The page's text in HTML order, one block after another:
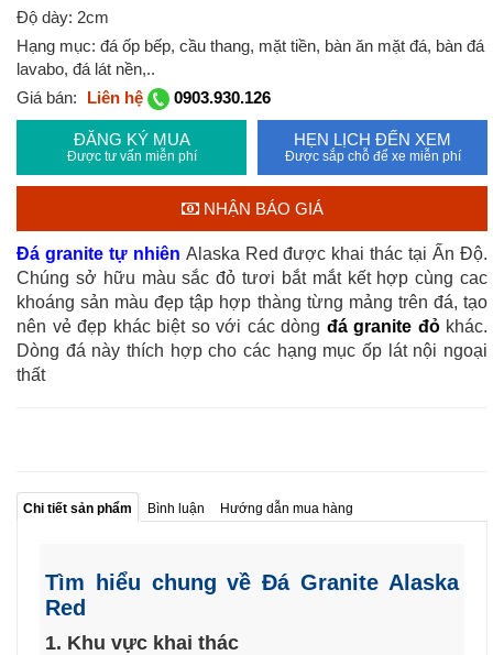
Độ dày: 2cm
Hạng mục: đá ốp bếp, cầu thang, mặt tiền, bàn ăn mặt đá, bàn đá
lavabo, đá lát nền,..
Giá bán:
Liên hệ 0903.930.126
ĐĂNG KÝ MUA
Được tư vấn miễn phí
HẸN LỊCH ĐẾN XEM
Được sắp chỗ để xe miễn phí
NHẬN BÁO GIÁ
Đá granite tự nhiên Alaska Red được khai thác tại Ấn Độ.
Chúng sở hữu màu sắc đỏ tươi bắt mắt kết hợp cùng cac
khoáng sản màu đẹp tập hợp thàng từng mảng trên đá, tạo
nên vẻ đẹp khác biệt so với các dòng đá granite đỏkhác.
Dòng đá này thích hợp cho các hạng mục ốp lát nội ngoại
thất
Chi tiết sản phẩm Bình luận Hướng dẫn mua hàng
Tìm hiểu chung về Đá Granite Alaska
Red
1. Khu vực khai thác